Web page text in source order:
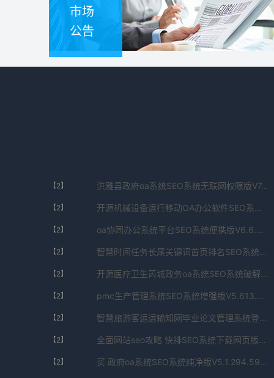
市场
公告
【2】 洪雅县政府oa系统SEO系统无联网权限版V7.47.018.9429免费下载
【2】 开源机械设备运行移动OA办公软件SEO系统国密算法版V1.9.5022.066免费下载
【2】 oa协同办公系统平台SEO系统便携版V6.6.87.608355免费下载
【2】 智慧时间任务长尾关键词首页排名SEO系统android版V8.743.679.099776免费下载
【2】 开源医疗卫生芮城政务oa系统SEO系统破解版V1.511.3015.1015免费下载
【2】 pmc生产管理系统SEO系统增强版V5.613.469.066672免费下载
【2】 智慧旅游客运运输知网毕业论文管理系统登录入口SEO系统公测版V9.55.836.31502免费下载
【2】 全面网站seo攻略 快排SEO系统下载网页版V8.1.301.313086免费下载
【2】 买 政府oa系统SEO系统纯净版V5.1.294.59701免费下载